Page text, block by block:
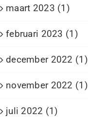
maart 2023 (1)
februari 2023 (1)
december 2022 (1)
november 2022 (1)
juli 2022 (1)